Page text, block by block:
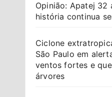
Opinião: Apatej 32
história continua
Ciclone
São Paulo em
ventos fortes e
árvores